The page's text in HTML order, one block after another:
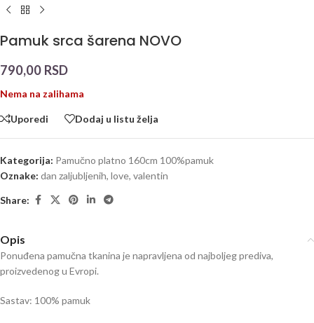
Pamuk srca šarena NOVO
790,00 RSD
Nema na zalihama
Uporedi Dodaj u listu želja
Kategorija: Pamučno platno 160cm 100%pamuk
Oznake: dan zaljubljenih, love, valentin
Share:
Opis
Ponuđena pamučna tkanina je napravljena od najboljeg prediva,
proizvedenog u Evropi.
Sastav: 100% pamuk